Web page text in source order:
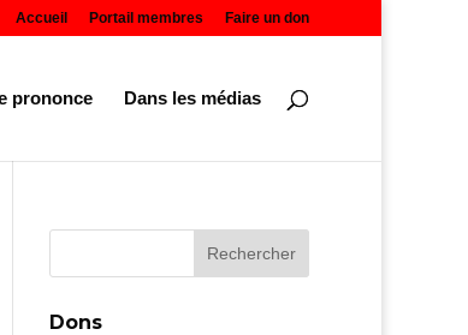
Accueil Portail membres Faire un don
prononce Dans les médias
Dons